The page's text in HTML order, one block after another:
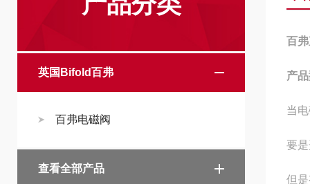
英国Bifold百弗
百弗电磁阀
查看全部产品
百
产
当
要
但